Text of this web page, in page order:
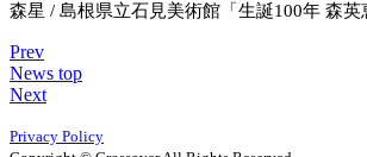
森星 / 島根県立石見美術館「生誕100年 森
Prev
News top
Next
Privacy Policy